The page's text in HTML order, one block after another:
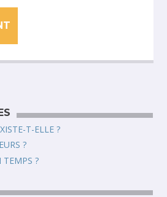
T-ELLE ?
?
TEMPS ?